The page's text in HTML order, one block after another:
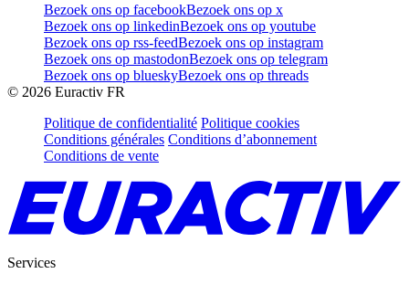
Bezoek ons op facebookBezoek ons op x
Bezoek ons op linkedinBezoek ons op youtube
Bezoek ons op rss-feedBezoek ons op instagram
Bezoek ons op mastodonBezoek ons op telegram
Bezoek ons op blueskyBezoek ons op threads
© 2026 Euractiv FR
Politique de confidentialité Politique cookies
Conditions générales Conditions d’abonnement
Conditions de vente
Services